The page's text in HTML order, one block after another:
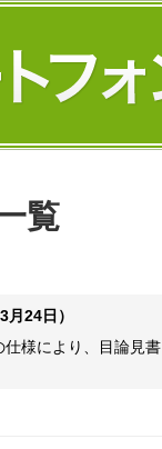
覧
24日）
様により、目論見